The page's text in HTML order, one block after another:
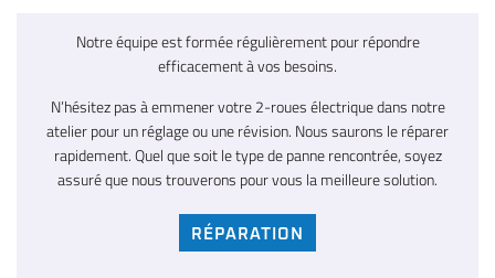
Notre équipe est formée régulièrement pour répondre
efficacement à vos besoins.
N’hésitez pas à emmener votre 2-roues électrique dans notre
atelier pour un réglage ou une révision. Nous saurons le réparer
rapidement. Quel que soit le type de panne rencontrée, soyez
assuré que nous trouverons pour vous la meilleure solution.
RÉPARATION